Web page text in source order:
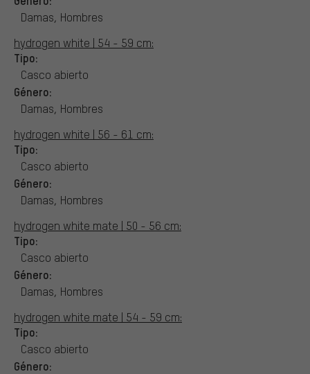
Damas, Hombres
hydrogen white | 54 - 59 cm:
Tipo:
Casco abierto
Género:
Damas, Hombres
hydrogen white | 56 - 61 cm:
Tipo:
Casco abierto
Género:
Damas, Hombres
hydrogen white mate | 50 - 56 cm:
Tipo:
Casco abierto
Género:
Damas, Hombres
hydrogen white mate | 54 - 59 cm:
Tipo:
Casco abierto
Género: